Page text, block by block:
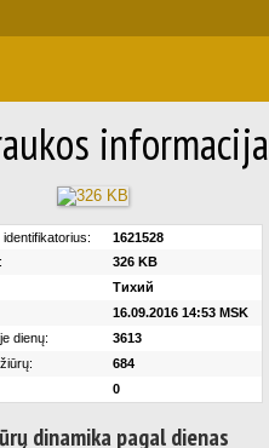
informacija
1621528
326 KB
Тихий
16.09.2016 14:53 MSK
dienų:
3613
684
0
dinamika pagal dienas